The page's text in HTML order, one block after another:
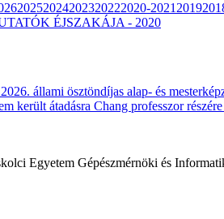
20252024202320222020-2021 2019
ÉJSZAKÁJA - 2020
állami ösztöndíjas alap- és
került átadásra Chang professzor részére
Egyetem Gépészmérnöki és